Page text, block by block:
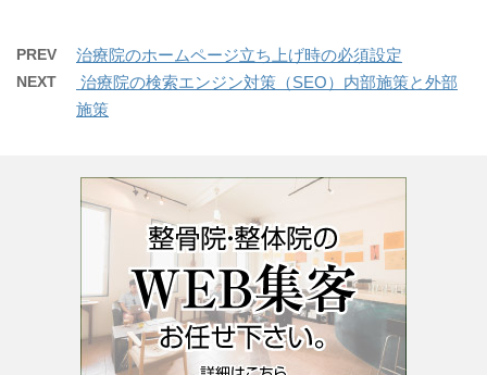
PREV 治療院のホームページ立ち上げ時の必須設定
NEXT
​ 治療院の検索エンジン対策（SEO）内部施策と外部
施策